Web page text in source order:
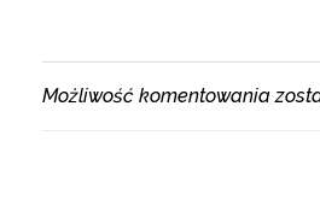
Możliwość komentowania